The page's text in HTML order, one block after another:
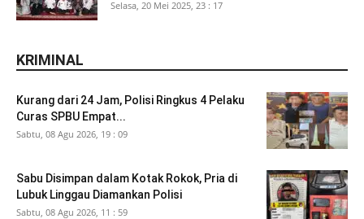
Selasa, 20 Mei 2025, 23 : 17
KRIMINAL
Kurang dari 24 Jam, Polisi Ringkus 4 Pelaku
Curas SPBU Empat...
Sabtu, 08 Agu 2026, 19 : 09
Sabu Disimpan dalam Kotak Rokok, Pria di
Lubuk Linggau Diamankan Polisi
Sabtu, 08 Agu 2026, 11 : 59